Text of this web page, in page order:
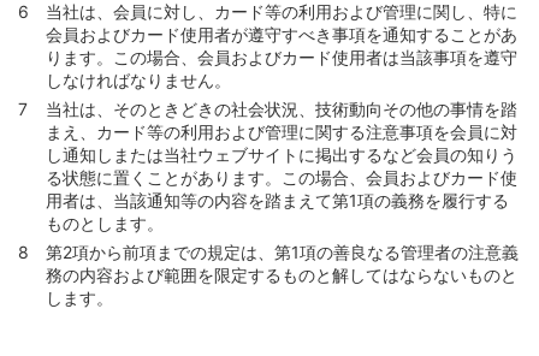
当社は、会員に対し、カード等の利用および管理に関し、特に
会員およびカード使用者が遵守すべき事項を通知することがあ
ります。この場合、会員およびカード使用者は当該事項を遵守
しなければなりません。
当社は、そのときどきの社会状況、技術動向その他の事情を踏
まえ、カード等の利用および管理に関する注意事項を会員に対
し通知しまたは当社ウェブサイトに掲出するなど会員の知りう
る状態に置くことがあります。この場合、会員およびカード使
用者は、当該通知等の内容を踏まえて第1項の義務を履行する
ものとします。
第2項から前項までの規定は、第1項の善良なる管理者の注意義
務の内容および範囲を限定するものと解してはならないものと
します。